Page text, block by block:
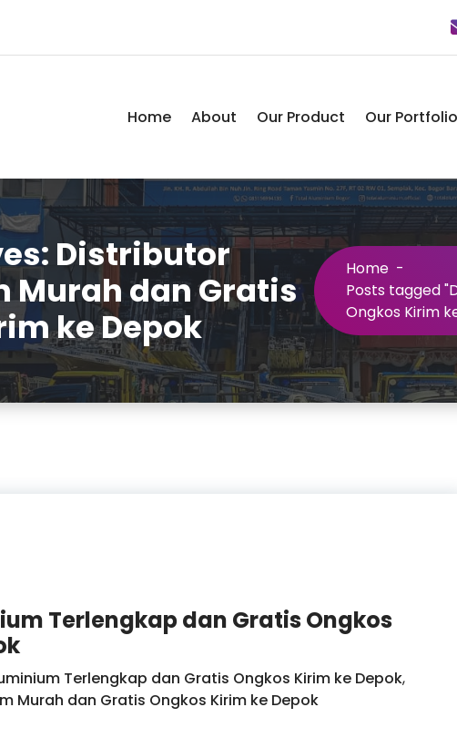
Home About Our Product Our Portfolio
Distributor
Murah dan Gratis
ke Depok
Home -
Posts tagged
Ongkos Kirim
Terlengkap dan Gratis Ongkos
Terlengkap dan Gratis Ongkos Kirim ke Depok,
Murah dan Gratis Ongkos Kirim ke Depok